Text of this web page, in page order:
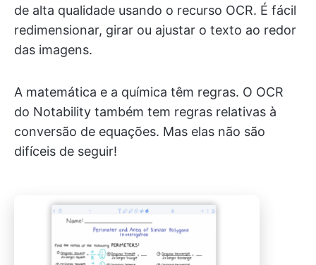
de alta qualidade usando o recurso OCR. É fácil
redimensionar, girar ou ajustar o texto ao redor
das imagens.
A matemática e a química têm regras. O OCR
do Notability também tem regras relativas à
conversão de equações. Mas elas não são
difíceis de seguir!